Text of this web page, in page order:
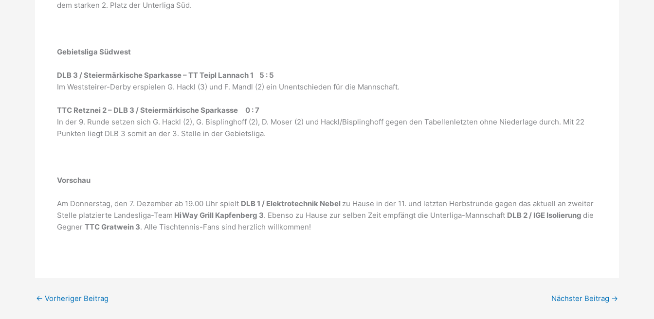
dem starken 2. Platz der Unterliga Süd.
Gebietsliga Südwest
DLB 3 / Steiermärkische Sparkasse – TT Teipl Lannach 1 5 : 5
Im Weststeirer-Derby erspielen G. Hackl (3) und F. Mandl (2) ein Unentschieden für die Mannschaft.
TTC Retznei 2 – DLB 3 / Steiermärkische Sparkasse 0 : 7
In der 9. Runde setzen sich G. Hackl (2), G. Bisplinghoff (2), D. Moser (2) und Hackl/Bisplinghoff gegen den Tabellenletzten ohne Niederlage durch. Mit 22
Punkten liegt DLB 3 somit an der 3. Stelle in der Gebietsliga.
Vorschau
Am Donnerstag, den 7. Dezember ab 19.00 Uhr spielt DLB 1 / Elektrotechnik Nebel zu Hause in der 11. und letzten Herbstrunde gegen das aktuell an zweiter
Stelle platzierte Landesliga-Team HiWay Grill Kapfenberg 3. Ebenso zu Hause zur selben Zeit empfängt die Unterliga-Mannschaft DLB 2 / IGE Isolierung die
Gegner TTC Gratwein 3. Alle Tischtennis-Fans sind herzlich willkommen!
← Vorheriger Beitrag Nächster Beitrag →